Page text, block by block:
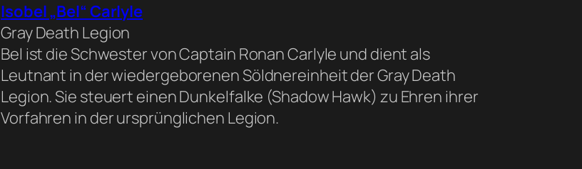
Isobel „Bel“ Carlyle
Gray Death Legion
Bel ist die Schwester von Captain Ronan Carlyle und dient als
Leutnant in der wiedergeborenen Söldnereinheit der Gray Death
Legion. Sie steuert einen Dunkelfalke (Shadow Hawk) zu Ehren ihrer
Vorfahren in der ursprünglichen Legion.